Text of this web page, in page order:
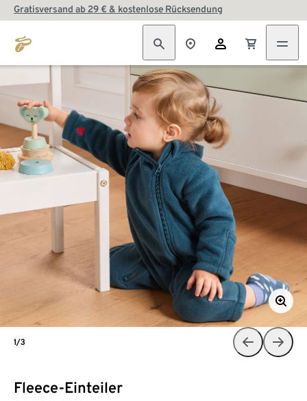
Gratisversand ab 29 € & kostenlose Rücksendung
Fleece-Einteiler
1/3